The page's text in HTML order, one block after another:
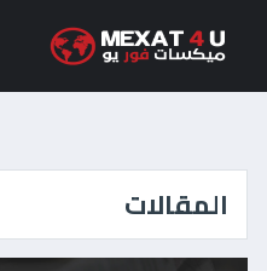
المقالات